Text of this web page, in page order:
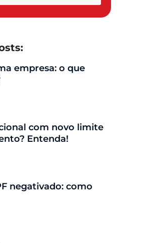
empresa: o que
com novo limite
Entenda!
negativado: como